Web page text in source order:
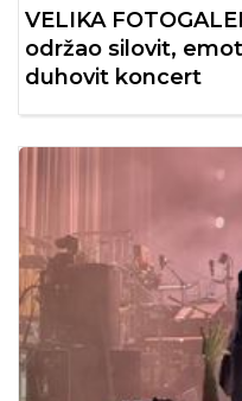
VELIKA
održao silovit,
duhovit koncert